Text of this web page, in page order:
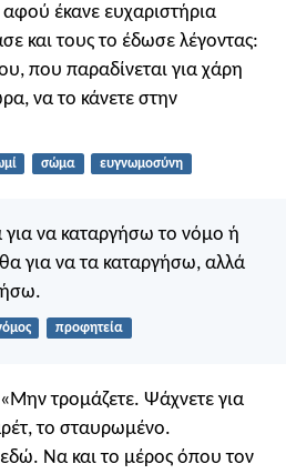
έκανε ευχαριστήρια
και τους το έδωσε λέγοντας:
που παραδίνεται για χάρη
να το κάνετε στην
σώμα ευγνωμοσύνη
να καταργήσω το νόμο ή
για να τα καταργήσω, αλλά
προφητεία
τρομάζετε. Ψάχνετε για
το σταυρωμένο.
Να και το μέρος όπου τον